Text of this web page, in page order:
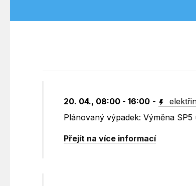
20. 04., 08:00 - 16:00 -
Plánovaný výpadek: Výměna
Přejít na více informací